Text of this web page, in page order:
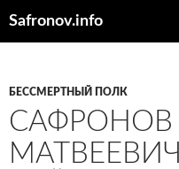
Safronov.info
БЕССМЕРТНЫЙ ПОЛК